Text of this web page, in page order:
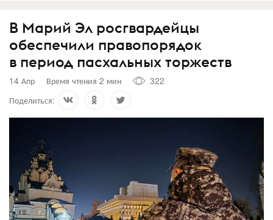
В Марий Эл росгвардейцы
обеспечили правопорядок
в период пасхальных торжеств
14 Апр Время чтения 2 мин
322
Поделиться: